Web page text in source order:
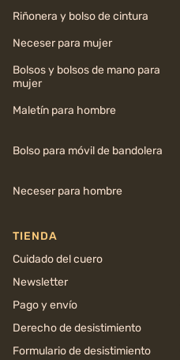
Riñonera y bolso de cintura
Neceser para mujer
Bolsos y bolsos de mano para
mujer
Maletín para hombre
Bolso para móvil de bandolera
Neceser para hombre
TIENDA
Cuidado del cuero
Newsletter
Pago y envío
Derecho de desistimiento
Formulario de desistimiento